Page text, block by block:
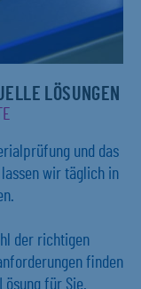
LÖSUNGEN
und das
wir täglich in
der richtigen
finden
für Sie.